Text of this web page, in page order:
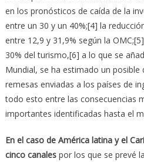
en los pronósticos de caída de la
entre un 30 y un 40%;[4] la
entre 12,9 y 31,9% según la
30% del turismo,[6] a lo que se
Mundial, se ha estimado un posible
remesas enviadas a los países de
todo esto entre las consecuencias
importantes identificadas hasta el
En el caso de América latina y el
cinco canalespor los que se prevé